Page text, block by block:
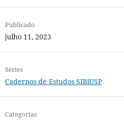
Publicado
julho 11, 2023
Séries
Cadernos de Estudos SIBiUSP
Categorias